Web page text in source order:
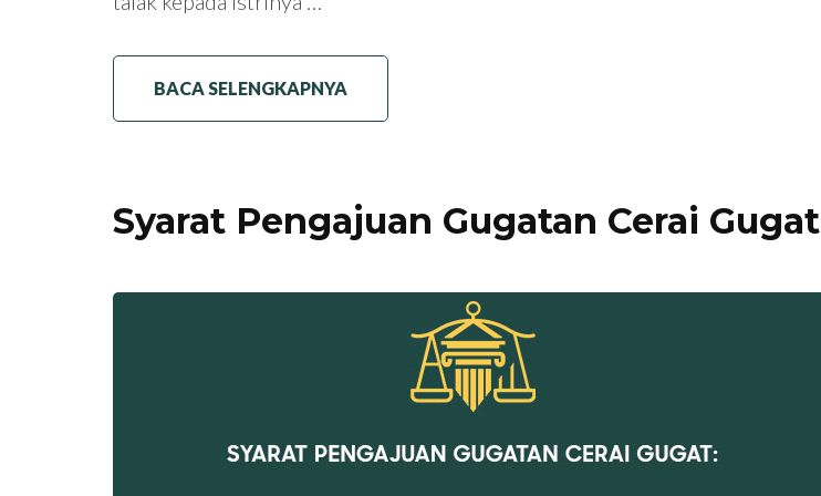
BACA SELENGKAPNYA
Syarat Pengajuan Gugatan Cerai Gugat